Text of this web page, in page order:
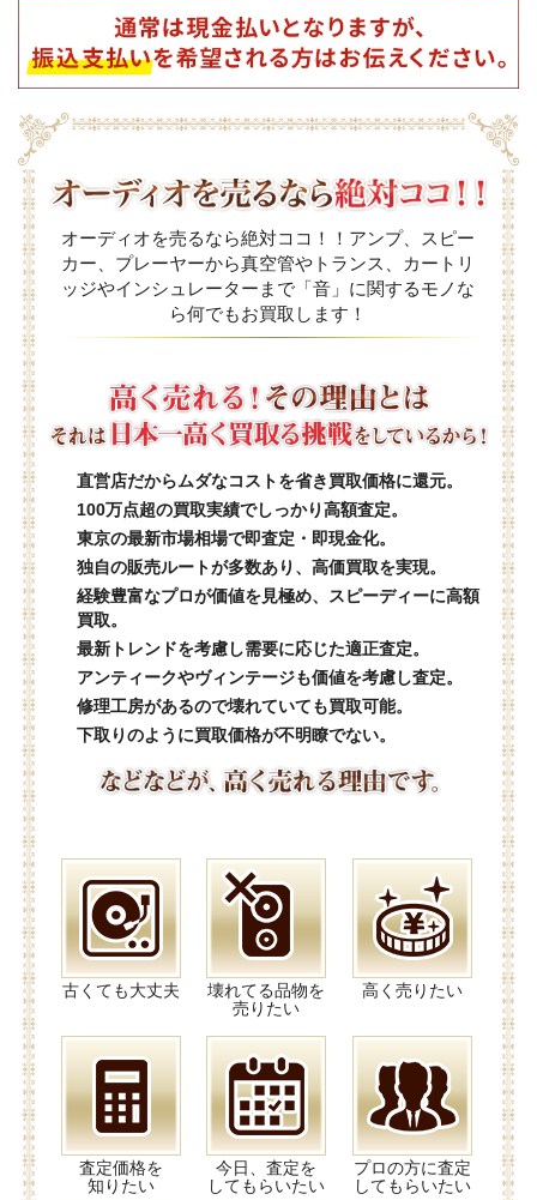
オーディオを売るなら絶対ココ！！アンプ、スピー
カー、プレーヤーから真空管やトランス、カートリ
ッジやインシュレーターまで「音」に関するモノな
ら何でもお買取します！
直営店だからムダなコストを省き買取価格に還元。
100万点超の買取実績でしっかり高額査定。
東京の最新市場相場で即査定・即現金化。
独自の販売ルートが多数あり、高価買取を実現。
経験豊富なプロが価値を見極め、スピーディーに高額
買取。
最新トレンドを考慮し需要に応じた適正査定。
アンティークやヴィンテージも価値を考慮し査定。
修理工房があるので壊れていても買取可能。
下取りのように買取価格が不明瞭でない。
古くても大丈夫
壊れてる品物を
売りたい
高く売りたい
査定価格を
知りたい
今日、査定を
してもらいたい
プロの方に査定
してもらいたい